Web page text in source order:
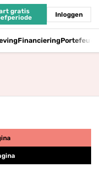
gratis
Inloggen
Financiering